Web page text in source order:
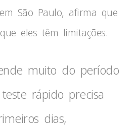
São Paulo, afirma que
eles têm limitações.
muito do período
rápido precisa
dias,